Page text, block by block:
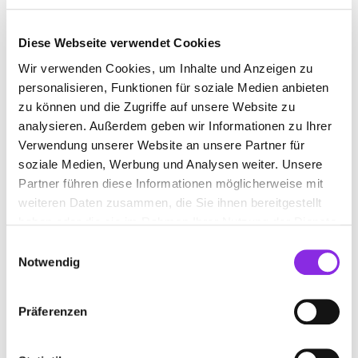
Diese Webseite verwendet Cookies
Wir verwenden Cookies, um Inhalte und Anzeigen zu
personalisieren, Funktionen für soziale Medien anbieten
zu können und die Zugriffe auf unsere Website zu
analysieren. Außerdem geben wir Informationen zu Ihrer
Verwendung unserer Website an unsere Partner für
soziale Medien, Werbung und Analysen weiter. Unsere
Partner führen diese Informationen möglicherweise mit
weiteren Daten zusammen, die Sie ihnen bereitgestellt
Notwendig
Präferenzen
www.sulzmann-druckservice.de
DRUCKEREI MANDLER – IHR SERVICE-
PARTNER RUND UM DEN DRUCK
August-Wenzel-Straße 1a| 35510 Butzbach DE
+4960337454615